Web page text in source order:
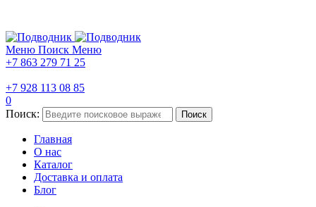
Меню Поиск Меню
+7 863 279 71 25
+7 928 113 08 85
0
Поиск:
Поиск
Главная
О нас
Каталог
Доставка и оплата
Блог